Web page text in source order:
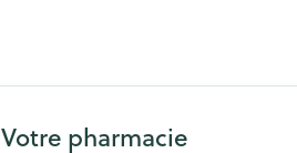
Votre pharmacie